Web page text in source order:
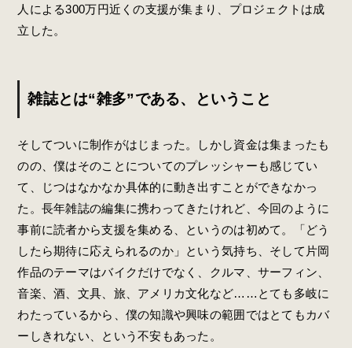
人による300万円近くの支援が集まり、プロジェクトは成
立した。
雑誌とは“雑多”である、ということ
そしてついに制作がはじまった。しかし資金は集まったも
のの、僕はそのことについてのプレッシャーも感じてい
て、じつはなかなか具体的に動き出すことができなかっ
た。長年雑誌の編集に携わってきたけれど、今回のように
事前に読者から支援を集める、というのは初めて。「どう
したら期待に応えられるのか」という気持ち、そして片岡
作品のテーマはバイクだけでなく、クルマ、サーフィン、
音楽、酒、文具、旅、アメリカ文化など……とても多岐に
わたっているから、僕の知識や興味の範囲ではとてもカバ
ーしきれない、という不安もあった。